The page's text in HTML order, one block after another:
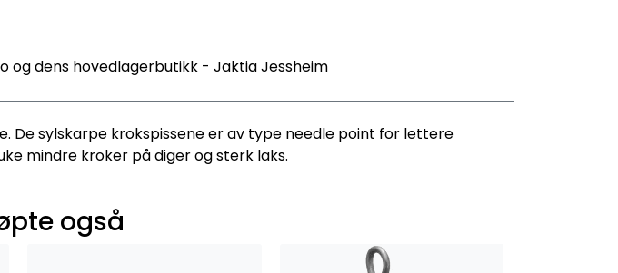
og dens hovedlagerbutikk - Jaktia Jessheim
De sylskarpe krokspissene er av type needle point for lettere
mindre kroker på diger og sterk laks.
også